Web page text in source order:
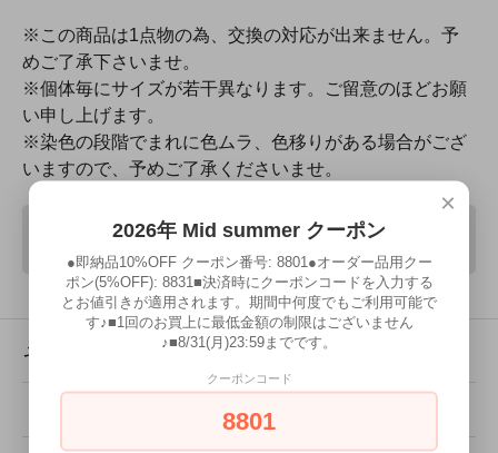
※この商品は1点物の為、交換の対応が出来ません。予
めご了承下さいませ。
※個体毎にサイズが若干異なります。ご留意のほどお願
い申し上げます。
※染色の段階でまれに色ムラ、色移りがある場合がござ
いますので、予めご了承くださいませ。
SOLD OUT
その他の詳細情報
×
2026年 Mid summer クーポン
●即納品10%OFF クーポン番号: 8801●オーダー品用クー
ポン(5%OFF): 8831■決済時にクーポンコードを入力する
とお値引きが適用されます。期間中何度でもご利用可能で
す♪■1回のお買上に最低金額の制限はございません
♪■8/31(月)23:59までです。
クーポンコード
8801